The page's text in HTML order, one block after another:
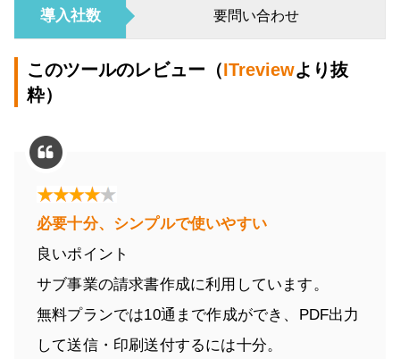
導入社数 要問い合わせ
このツールのレビュー（ITreviewより抜
粋）
必要十分、シンプルで使いやすい
良いポイント
サブ事業の請求書作成に利用しています。
無料プランでは10通まで作成ができ、PDF出力
して送信・印刷送付するには十分。